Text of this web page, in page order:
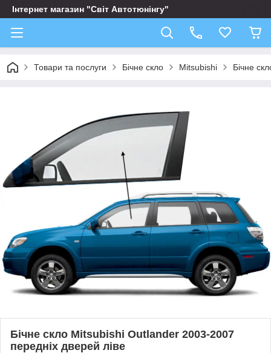
Інтернет магазин "Світ Автотюнінгу"
Товари та послуги Бічне скло Mitsubishi Бічне
Бічне скло Mitsubishi Outlander 2003-2007
передніх дверей ліве